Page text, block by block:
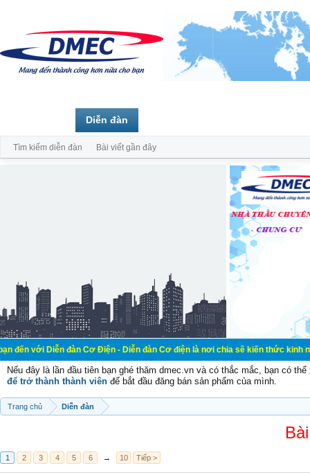
đàn Cơ Điện - Diễn đàn Cơ điện là nơi chia sẽ kiến thức kinh nghiệm
Nếu đây là lần đầu tiên bạn ghé thăm dmec.vn và có thắc mắc, bạn có
để trở thành thành viên để bắt đầu đăng bán sản phẩm của mình.
Trang chủ Diễn đàn
1 2 3 4 5 6 → 10 Tiếp >
Diễn đàn
Tìm kiếm diễn đàn Bài viết gần đây